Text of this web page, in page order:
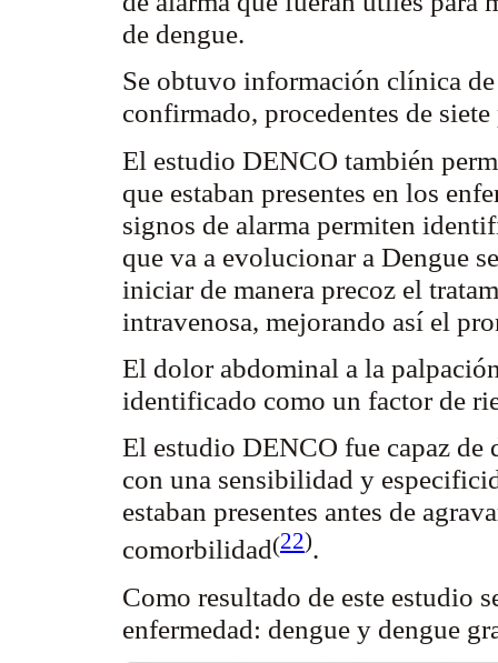
de dengue.
Se obtuvo información clínica
confirmado, procedentes de
El estudio DENCO también
que estaban presentes en los
signos de alarma permiten
que va a evolucionar a Dengue
iniciar de manera precoz el
intravenosa, mejorando así el
El dolor abdominal a la
identificado como un factor de
El estudio DENCO fue capaz
con una sensibilidad y
estaban presentes antes de
comorbilidad(22).
Como resultado de este estudio
enfermedad: dengue y dengue